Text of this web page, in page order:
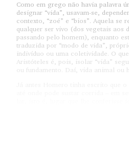
Como em grego não havia palavra
designar “vida”, usavam-se,
contexto, “zoé” e “bios”. Aquela se
qualquer ser vivo (dos vegetais aos
passando pelo homem), enquanto
traduzida por “modo de vida”,
indivíduo ou uma coletividade. O
Aristóteles é, pois, isolar “vida”
ou fundamento. Daí, vida animal ou